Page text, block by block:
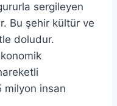
sergileyen
Bu şehir kültür ve
doludur.
milyon insan